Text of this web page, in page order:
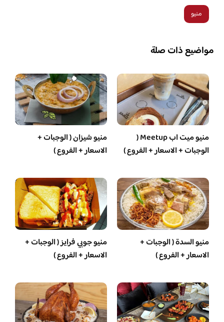
منيو
مواضيع ذات صلة
منيو ميت اب Meetup (
الوجبات + الاسعار + الفروع )
منيو شيزان ( الوجبات +
الاسعار + الفروع )
منيو السدة ( الوجبات +
الاسعار + الفروع )
منيو جوبي فرايز ( الوجبات +
الاسعار + الفروع )